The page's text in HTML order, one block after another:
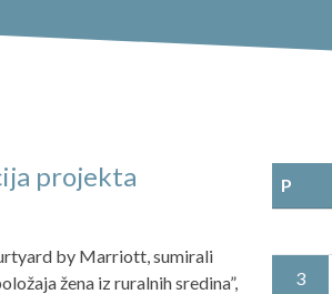
projekta
by Marriott, sumirali
žena iz ruralnih sredina”,
P
3